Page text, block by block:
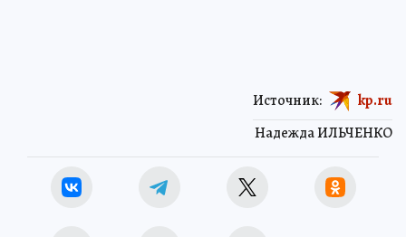
Надежда ИЛЬЧЕНКО
Источник: kp.ru